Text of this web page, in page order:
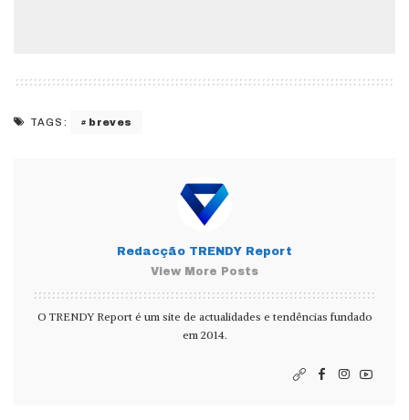
TAGS: breves
Redacção TRENDY Report
View More Posts
O TRENDY Report é um site de actualidades e tendências fundado
em 2014.